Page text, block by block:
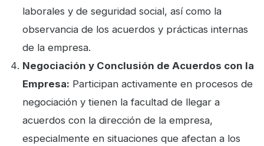
laborales y de seguridad social, así como la
observancia de los acuerdos y prácticas internas
de la empresa.
Negociación y Conclusión de Acuerdos con la
Empresa: Participan activamente en procesos de
negociación y tienen la facultad de llegar a
acuerdos con la dirección de la empresa,
especialmente en situaciones que afectan a los